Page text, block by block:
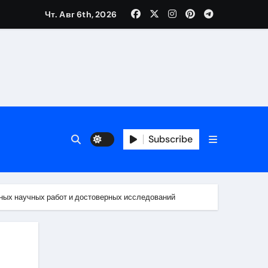
Чт. Авг 6th, 2026
Subscribe
научных работ и достоверных исследований